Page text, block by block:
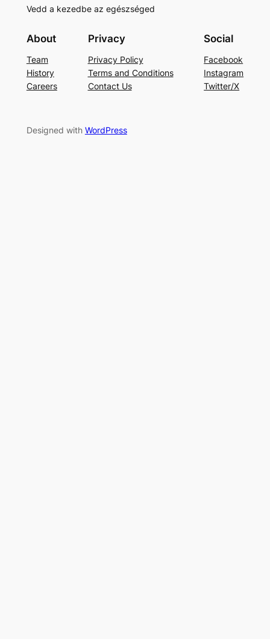
Vedd a kezedbe az egészséged
About
Team
History
Careers
Privacy
Privacy Policy
Terms and Conditions
Contact Us
Social
Facebook
Instagram
Twitter/X
Designed with WordPress